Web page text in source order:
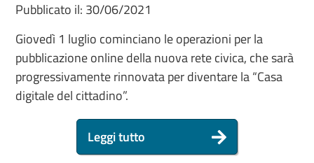
Pubblicato il: 30/06/2021
Giovedì 1 luglio cominciano le operazioni per la
pubblicazione online della nuova rete civica, che sarà
progressivamente rinnovata per diventare la “Casa
digitale del cittadino”.
Leggi tutto